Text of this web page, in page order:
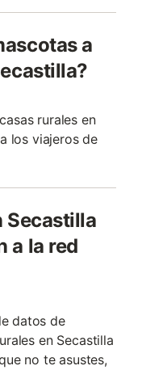
a
rurales en
los viajeros de
Secastilla
a la red
datos de
en Secastilla
no te asustes,